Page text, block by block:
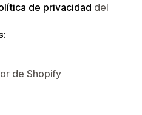
de privacidad del
de Shopify